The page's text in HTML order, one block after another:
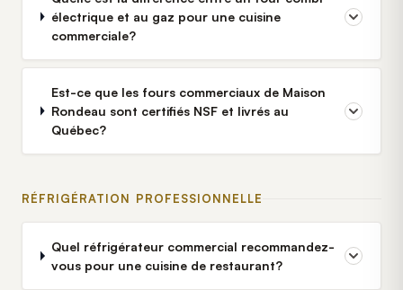
électrique et au gaz pour une cuisine
commerciale?
Est-ce que les fours commerciaux de Maison
Rondeau sont certifiés NSF et livrés au
Québec?
RÉFRIGÉRATION PROFESSIONNELLE
Quel réfrigérateur commercial recommandez-
vous pour une cuisine de restaurant?